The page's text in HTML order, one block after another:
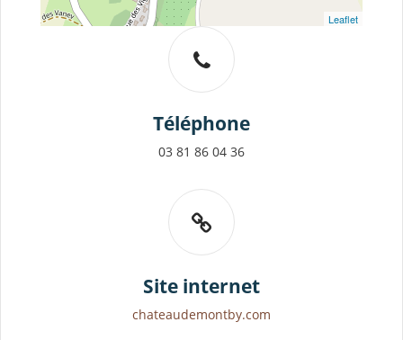
Leaflet
Téléphone
03 81 86 04 36
Site internet
chateaudemontby.com